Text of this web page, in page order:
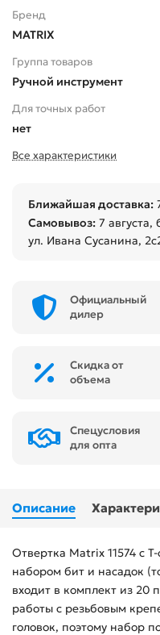
Бренд
MATRIX
Группа товаров
Ручной инструмент
Для точных работ
нет
Все характеристики
Ближайшая доставка:
Самовывоз: 7 августа,
ул. Ивана Сусанина,
Официальный
дилер
Скидка от
объема
Спецусловия
для опта
Описание
Отвертка Matrix 11574 с
набором бит и насадок
входит в комплект из 20
работы с резьбовым
головок, поэтому набор